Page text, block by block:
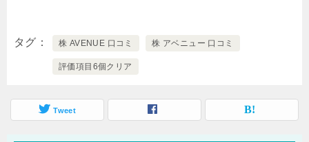
タグ 株 AVENUE 口コミ 株 アベニュー 口コミ
評価項目6個クリア
Tweet